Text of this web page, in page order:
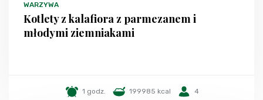
WARZYWA
Kotlety z kalafiora z parmezanem i
młodymi ziemniakami
1 godz. 199985 kcal 4